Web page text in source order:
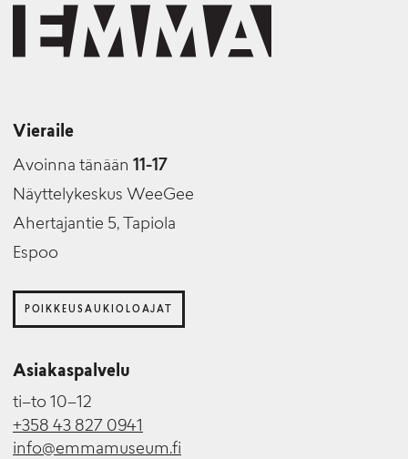
Vieraile
Avoinna tänään 11-17
Näyttelykeskus WeeGee
Ahertajantie 5, Tapiola
Espoo
POIKKEUSAUKIOLOAJAT
Asiakaspalvelu
ti–to 10–12
+358 43 827 0941
info@emmamuseum.fi